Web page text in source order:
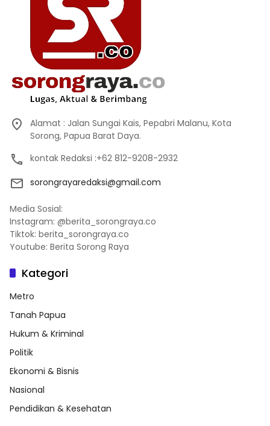
Alamat : Jalan Sungai Kais, Pepabri Malanu, Kota
Sorong, Papua Barat Daya.
kontak Redaksi :+62 812-9208-2932
sorongrayaredaksi@gmail.com
Media Sosial:
Instagram: @berita_sorongraya.co
Tiktok: berita_sorongraya.co
Youtube: Berita Sorong Raya
Kategori
Metro
Tanah Papua
Hukum & Kriminal
Politik
Ekonomi & Bisnis
Nasional
Pendidikan & Kesehatan